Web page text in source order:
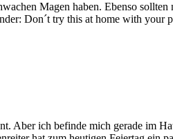
Magen haben. Ebenso sollten
Don´t try this at home with your
Aber ich befinde mich gerade im